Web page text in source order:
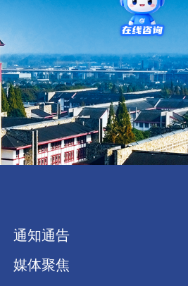
通知通告
媒体聚焦